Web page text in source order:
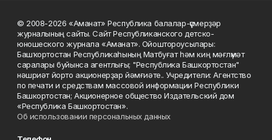
© 2008-2026 «Аманат» Республика балалар-үҫмерҙәр
журналының сайты. Сайт Республиканского детско-
юношеского журнала «Аманат». Ойоштороусылары:
Башҡортостан Республикаһының Матбуғат һәм киң мәғлүмәт
саралары буйынса агентлығы; "Республика Башкортостан"
нәшриәт йорто акционерҙар йәмғиәте.. Учредители: Агентство
по печати и средствам массовой информации Республики
Башкортостан; Акционерное общество Издательский дом
«Республика Башкортостан».
Об использовании персональных данных